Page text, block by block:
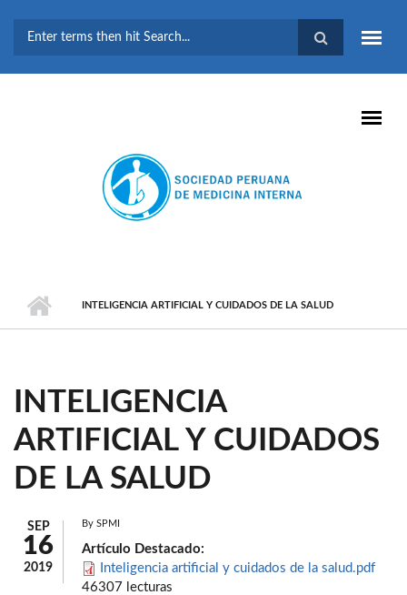
BÚSQUEDA
INTELIGENCIA ARTIFICIAL Y CUIDADOS DE LA SALUD
INTELIGENCIA
ARTIFICIAL Y CUIDADOS
DE LA SALUD
SEP
16
2019
By SPMI
Artículo Destacado:
Inteligencia artificial y cuidados de la salud.pdf
46307 lecturas